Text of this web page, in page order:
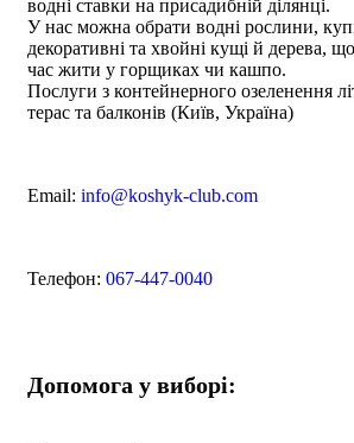
водні ставки на присадибній ділянці.
У нас можна обрати водні рослини,
декоративні та хвойні кущі й дерева,
час жити у горщиках чи кашпо.
Послуги з контейнерного озеленення
терас та балконів (Київ, Україна)
Email: info@koshyk-club.com
Телефон: 067-447-0040
Допомога у виборі: